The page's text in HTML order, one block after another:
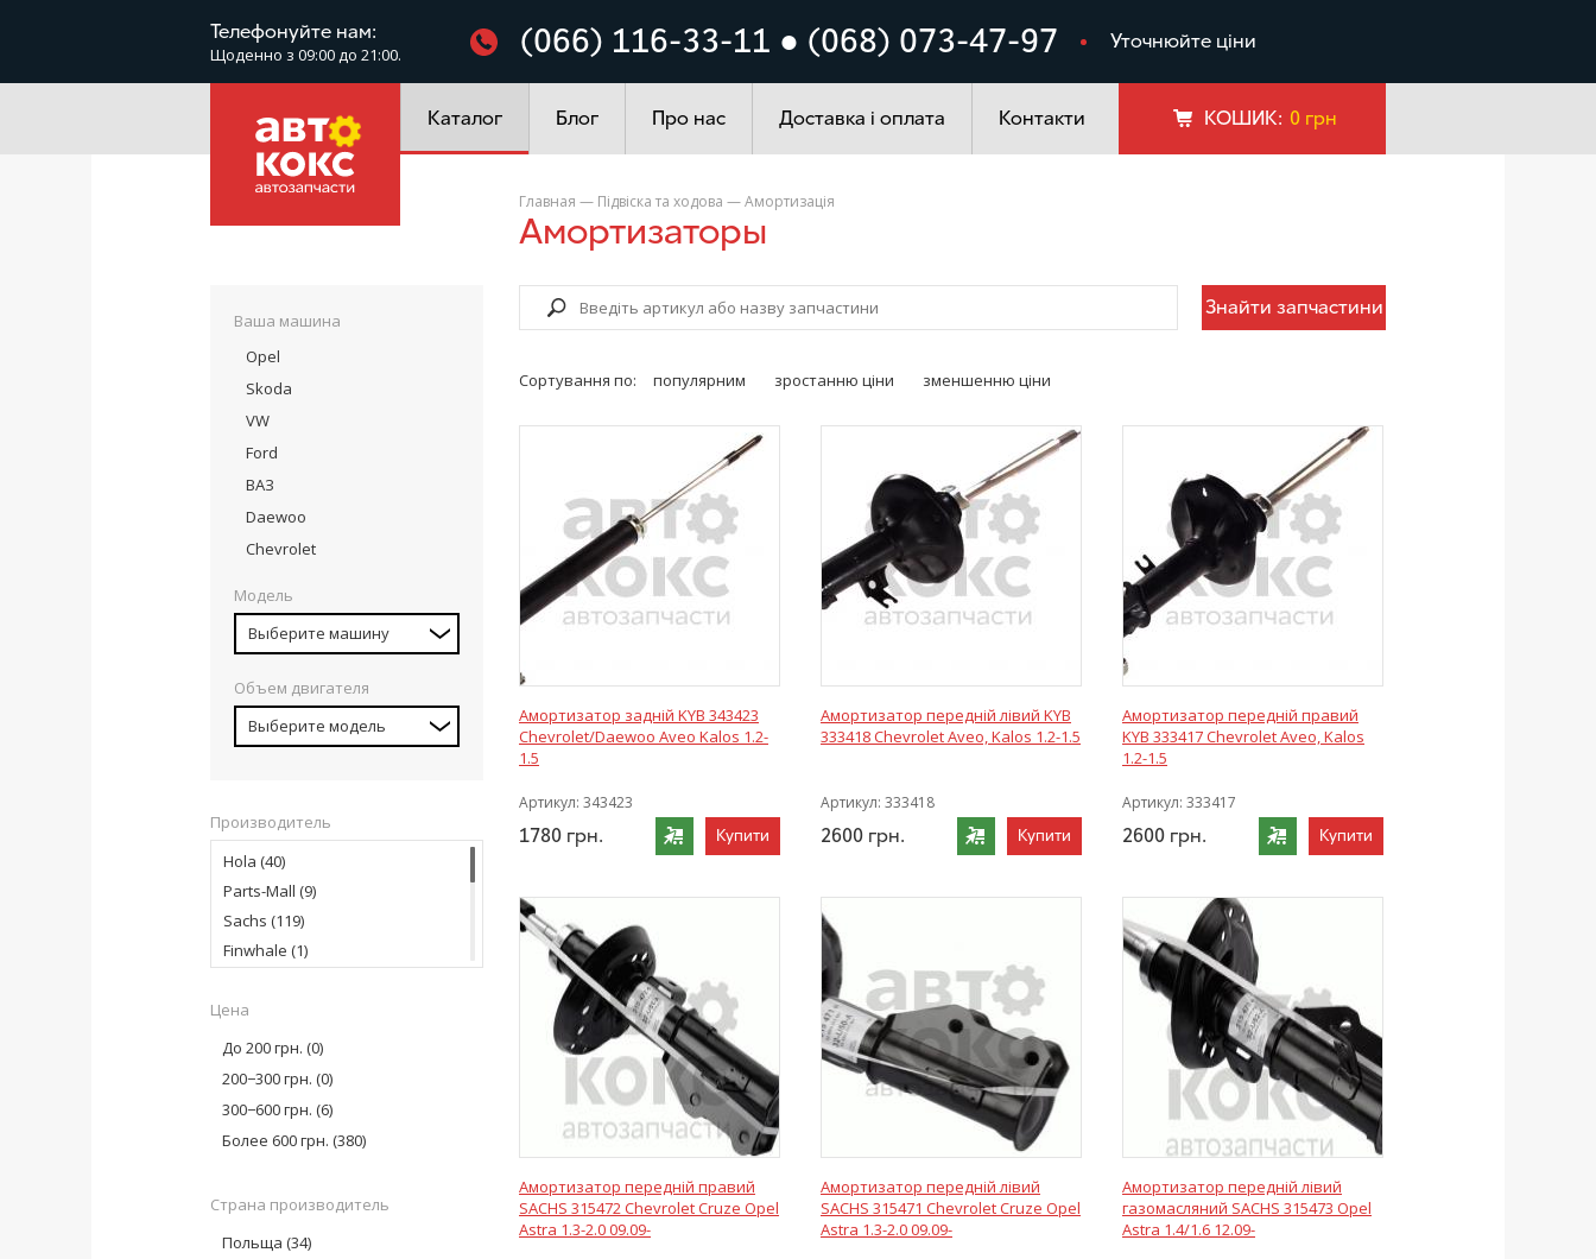
Телефонуйте нам:
Щоденно з 09:00 до 21:00. (066) 116-33-11 ● (068) 073-47-97 Уточнюйте ціни
Каталог
Електроустаткування Автохімія
Блог Про нас Доставка і оплата Контакти КОШИК: 0грн
Ваша машина
Opel
Skoda
VW
Ford
ВАЗ
Daewoo
Chevrolet
Модель
Выберите машину
Объем двигателя
Выберите модель
Производитель
Hola (40)
Parts-Mall (9)
Sachs (119)
Finwhale (1)
TRW
KYB Industry(100)
Monroe
Bilstein(22)
Glober(2)
Цена
До 200 грн. (0)
200−300 грн. (0)
300−600 грн. (6)
Более 600 грн. (380)
Страна производитель
Польща (34)
Главная — Підвіска та ходова —Амортизація
Амортизаторы
Знайти запчастини
Сортування по: популярним зростанню ціни зменшенню ціни
Амортизатор задній KYB 343423
Chevrolet/Daewoo Aveo Kalos 1.2-
1.5
Артикул: 343423
1780 грн. Купити
Амортизатор передній лівий KYB
333418 Chevrolet Aveo, Kalos 1.2-1.5
Артикул: 333418
2600 грн. Купити
Амортизатор передній правий
KYB 333417 Chevrolet Aveo, Kalos
1.2-1.5
Артикул: 333417
2600 грн. Купити
Амортизатор передній правий
SACHS 315472 Chevrolet Cruze Opel
Astra 1.3-2.0 09.09-
Амортизатор передній лівий
SACHS 315471 Chevrolet Cruze Opel
Astra 1.3-2.0 09.09-
Амортизатор передній лівий
газомасляний SACHS 315473 Opel
Astra 1.4/1.6 12.09-